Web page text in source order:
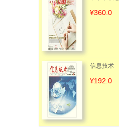
技术教育
¥360.0
信息技术
¥192.0